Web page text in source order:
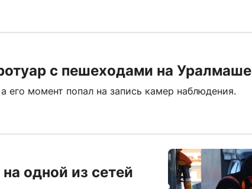
с пешеходами на Уралмаше
его момент попал на запись камер наблюдения.
одной из сетей